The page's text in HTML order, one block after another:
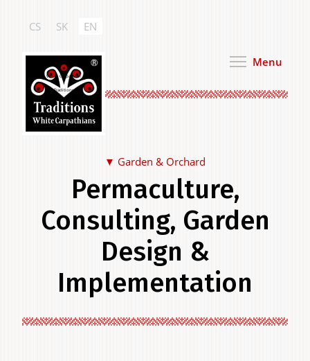
content
White Carpathian
Traditions
Menu
CS SK EN
Garden & Orchard
Food & Drink
Items
Permaculture,
Consulting, Garden
Design &
Implementation